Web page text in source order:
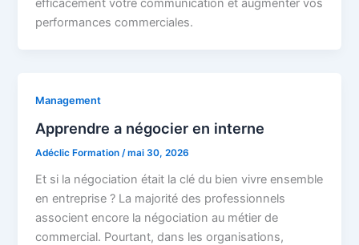
efficacement votre communication et augmenter vos
performances commerciales.
Management
Apprendre a négocier en interne
Adéclic Formation/mai 30, 2026
Et si la négociation était la clé du bien vivre ensemble
en entreprise ? La majorité des professionnels
associent encore la négociation au métier de
commercial. Pourtant, dans les organisations,